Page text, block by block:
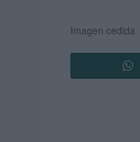
Imagen cedida